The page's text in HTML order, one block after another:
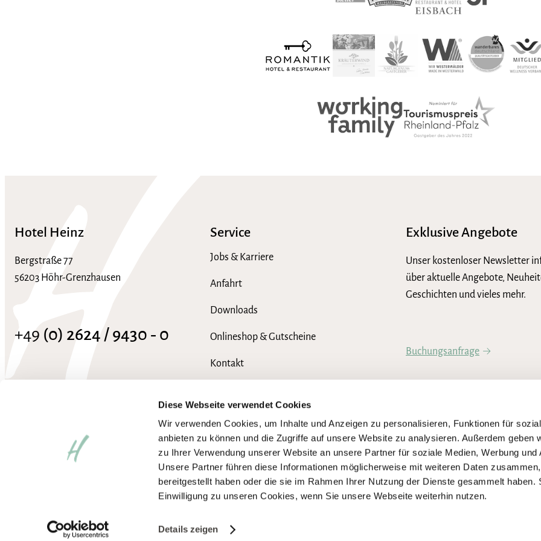
Diese Webseite verwendet Cookies
Wir verwenden Cookies, um Inhalte und Anzeigen zu personalisieren, Funktionen für
anbieten zu können und die Zugriffe auf unsere Website zu analysieren. Außerdem geben
zu Ihrer Verwendung unserer Website an unsere Partner für soziale Medien, Werbung und
Unsere Partner führen diese Informationen möglicherweise mit weiteren Daten
bereitgestellt haben oder die sie im Rahmen Ihrer Nutzung der Dienste gesammelt haben.
Einwilligung zu unseren Cookies, wenn Sie unsere Webseite weiterhin nutzen.
Details zeigen
Hotel Heinz
Bergstraße 77
56203 Höhr-Grenzhausen
+49 (0) 2624 / 9430 ‑ 0
Service
Jobs & Karriere
Anfahrt
Downloads
Onlineshop & Gutscheine
Kontakt
Exklusive Angebote
Unser kostenloser Newsletter
über aktuelle Angebote,
Geschichten und vieles mehr.
Buchungsanfrage
Wir arbeiten an der vollständigen Umsetzung der Anforderungen des Barrierefreiheitsstärkungsgesetzes
Barrierefreiheit aktivieren